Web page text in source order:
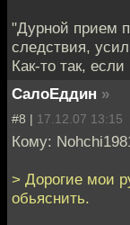
"Дурной прием
следствия,
Как-то так,
СалоЕддин »
#8 | 17.12.07 13:15
Кому:
> Дорогие мои
обьяснить.